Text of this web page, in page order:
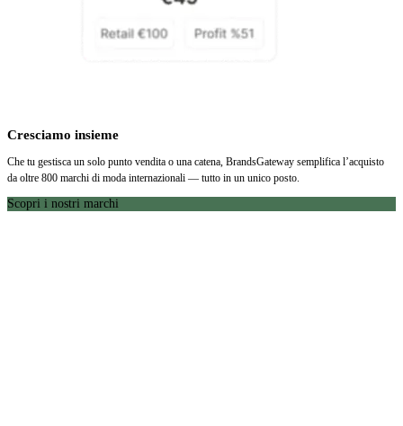
Cresciamo insieme
Che tu gestisca un solo punto vendita o una catena, BrandsGateway semplifica l’acquisto
da oltre 800 marchi di moda internazionali — tutto in un unico posto.
Scopri i nostri marchi